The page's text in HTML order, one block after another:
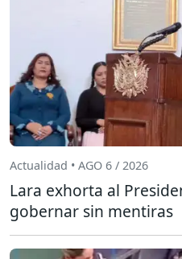
Actualidad • AGO 6 / 2026
Lara exhorta al
gobernar sin mentiras